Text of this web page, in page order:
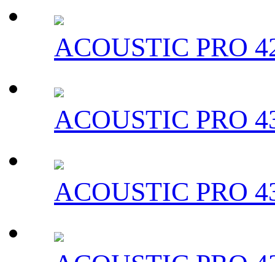
ACOUSTIC PRO
ACOUSTIC PRO
ACOUSTIC PRO